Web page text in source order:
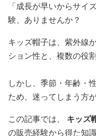
「成長が早いからサ
験、ありませんか？
キッズ帽子は、紫外線
ション性と、複数の役
しかし、季節・年齢・
ため、迷ってしまう方
この記事では、 キッズ
の販売経験から得た知識